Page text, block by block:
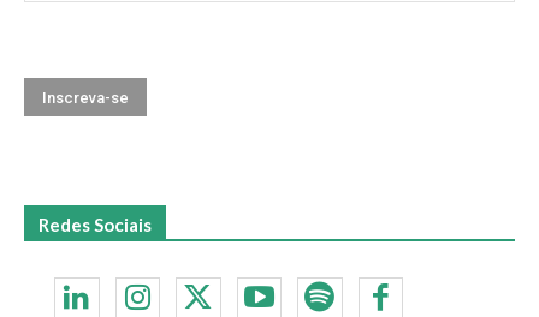
Redes Sociais